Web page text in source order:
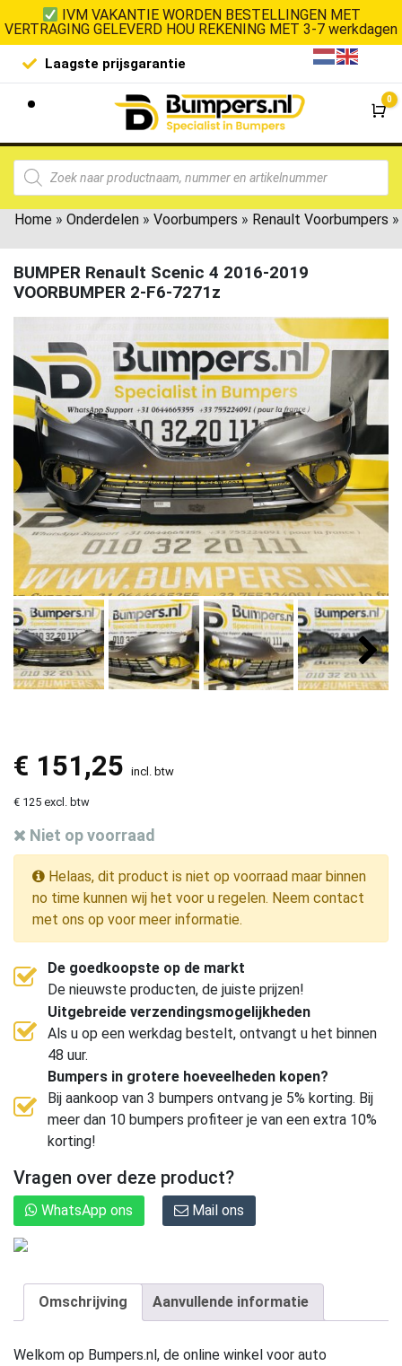
IVM VAKANTIE WORDEN BESTELLINGEN MET
VERTRAGING GELEVERD HOU REKENING MET 3-7 werkdagen
Laagste prijsgarantie De
0
Home » Onderdelen » Voorbumpers » Renault Voorbumpers »
BUMPER Renault Scenic 4 2016-2019
VOORBUMPER 2-F6-7271z
€ 151,25 incl. btw
€ 125 excl. btw
Niet op voorraad
Helaas, dit product is niet op voorraad maar binnen
no time kunnen wij het voor u regelen. Neem contact
met ons op voor meer informatie.
De goedkoopste op de markt
De nieuwste producten, de juiste prijzen!
Uitgebreide verzendingsmogelijkheden
Als u op een werkdag bestelt, ontvangt u het binnen
48 uur.
Bumpers in grotere hoeveelheden kopen?
Bij aankoop van 3 bumpers ontvang je 5% korting. Bij
meer dan 10 bumpers profiteer je van een extra 10%
korting!
Vragen over deze product?
WhatsApp ons Mail ons
Omschrijving Aanvullende informatie
Welkom op Bumpers.nl, de online winkel voor auto